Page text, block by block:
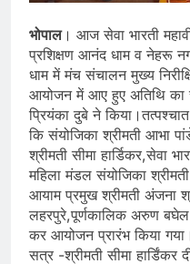
भोपाल। आज सेवा भारती
प्रशिक्षण आनंद धाम व नेहरू
धाम में मंच संचालन मुख्य
आयोजन में आए हुए अतिथि का
प्रियंका दुबे ने
कि संयोजिका श्रीमती आभा
श्रीमती सीमा हार्डिकर,सेवा
महिला मंडल संयोजिका
आयाम प्रमुख श्रीमती अंजना
लहरपुरे,पूर्णकालिक अरुण बघेल ,
कर आयोजन प्रारंभ किया
सत्र -श्रीमती सीमा हार्डिंकर